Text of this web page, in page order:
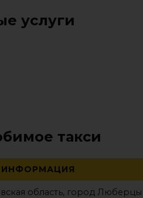
услуги
такси
ИНФОРМАЦИЯ
область, город Люберцы